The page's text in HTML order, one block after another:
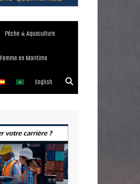
Pêche & Aquaculture
Femme en Maritime
English